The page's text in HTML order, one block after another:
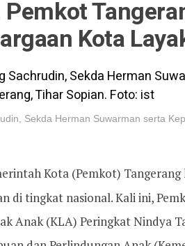
Pemkot
Kota
Sekda Herman Suwarman serta
Kota (Pemkot)
di tingkat nasional. Kali ini,
Anak (KLA) Peringkat Nindya